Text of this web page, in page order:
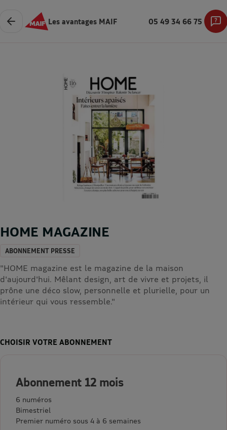
Les avantages MAIF 05 49 34 66 75
HOME MAGAZINE
ABONNEMENT PRESSE
"HOME magazine est le magazine de la maison
d'aujourd'hui. Mêlant design, art de vivre et projets, il
prône une déco slow, personnelle et plurielle, pour un
intérieur qui vous ressemble."
CHOISIR VOTRE ABONNEMENT
Abonnement 12 mois
6 numéros
Bimestriel
Premier numéro sous 4 à 6 semaines